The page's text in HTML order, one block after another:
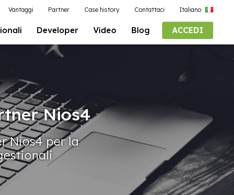
Vantaggi Partner Case history Contattaci Italiano
Developer Video Blog ACCEDI
Nios4
Nios4 per la